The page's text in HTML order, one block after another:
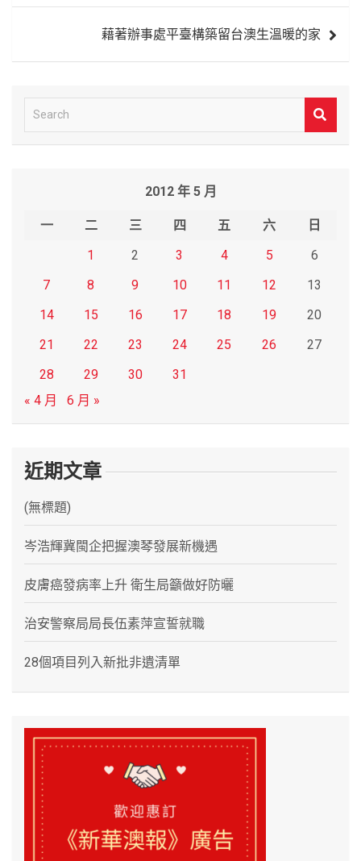
藉著辦事處平臺構築留台澳生溫暖的家
e
2012 年 5 月
一 二 三 四 五 六
日
1
2 3 4 5
6
7
8 9 10 11 12
13
14
15 16 17 18 19
20
21
22 23 24 25 26
27
28
29 30
31
« 4 月
6 月 »
近期文章
(無標題)
岑浩輝冀閩企把握澳琴發展新機遇
皮膚癌發病率上升 衛生局籲做好防曬
治安警察局局長伍素萍宣誓就職
28個項目列入新批非遺清單